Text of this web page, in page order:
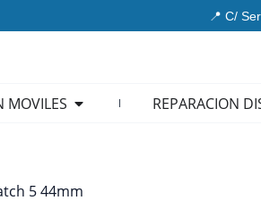
📍 C/
MOVILES Open REPARACION
REPARACION
5 44mm